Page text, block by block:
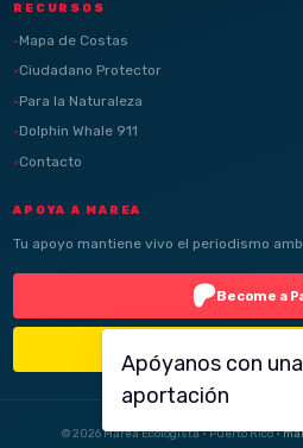
RECURSOS
Mapa de Costas
Ciudadano Protector
Para la Naturaleza
Dolphin Whale 911
Contacto
APOYA A MAREA
Tu apoyo mantiene vivo el periodismo
Become a
© 2026 Marea Ecologista · Puerto Rico ·
aportación